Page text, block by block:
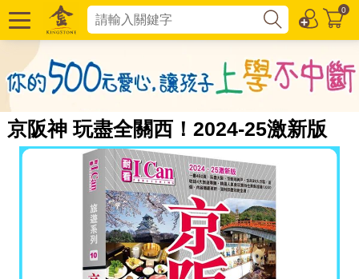
0
京阪神 玩盡全關西！2024-25激新版